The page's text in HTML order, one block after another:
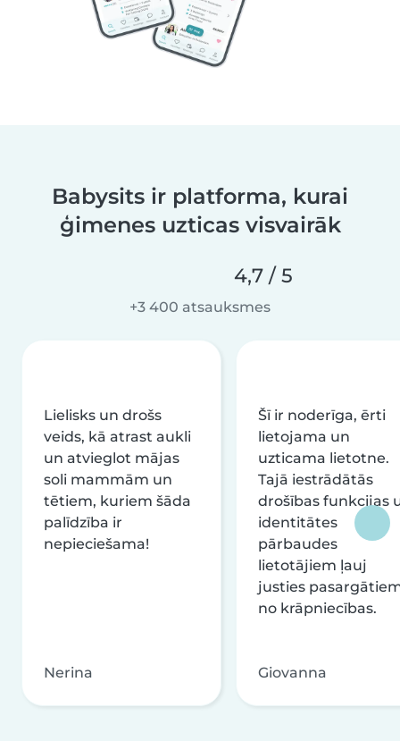
Babysits ir platforma, kurai
ģimenes uzticas visvairāk
4,7 / 5
+3 400 atsauksmes
Lielisks un drošs
veids, kā atrast aukli
un atvieglot mājas
soli mammām un
tētiem, kuriem šāda
palīdzība ir
nepieciešama!
Nerina
Šī ir noderīga, ērti
lietojama un
uzticama lietotne.
Tajā iestrādātās
drošības funkcijas
identitātes
pārbaudes
lietotājiem ļauj
justies
no krāpniecības.
Giovanna